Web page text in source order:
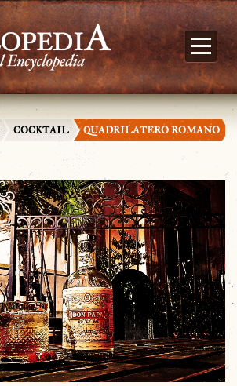
COCKTAIL QUADRILATERO ROMANO